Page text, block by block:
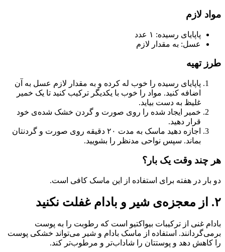
مواد لازم
پاپایای رسیده: ۱ عدد
عسل: به مقدار لازم
طرز تهیه
پاپایای رسیده را خوب له کرده و به مقدار لازم عسل به آن
اضافه کنید. مواد را خوب با یکدیگر ترکیب کنید تا یک خمیر
غلیظ به دست بیاید.
خمیر ایجاد شده را روی صورت و گردن خشک شده‌ی خود
قرار دهید.
اجازه دهید ماسک به مدت ۲۰ دقیقه روی صورت و گردنتان
بماند. سپس نواحی مدنظر را بشویید.
هر چند وقت یک بار؟
دو بار در هفته برای استفاده از این ماسک کافی است.
۲‌. از معجزه‌ی شیر و بادام غفلت نکنید
بادام غنی از ترکیبات بیواکتیو است که رطوبت را به پوست
برمی‌گردانند. استفاده از ماسک بادام و شیر می‌تواند خشکی پوست
را کاهش دهد و پوستتان را شادا‌ب‌تر و مرطوب‌تر کند.